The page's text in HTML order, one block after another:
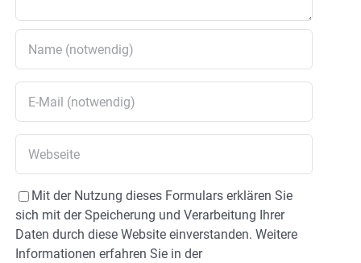
Mit der Nutzung dieses Formulars erklären Sie
sich mit der Speicherung und Verarbeitung Ihrer
Daten durch diese Website einverstanden. Weitere
Informationen erfahren Sie in der